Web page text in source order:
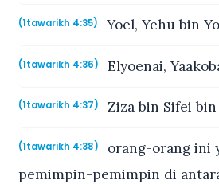
(1tawarikh 4:35) Yoel, Yehu bin
(1tawarikh 4:36) Elyoenai,
(1tawarikh 4:37) Ziza bin Sifei
(1tawarikh 4:38)
orang-orang ini
pemimpin-pemimpin di